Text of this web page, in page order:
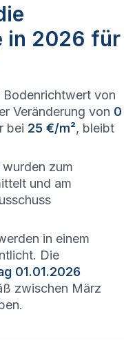
in 2026 für
von
Veränderung von 0
bei 25 €/m², bleibt
zum
und am
in einem
Die
01.01.2026
zwischen März